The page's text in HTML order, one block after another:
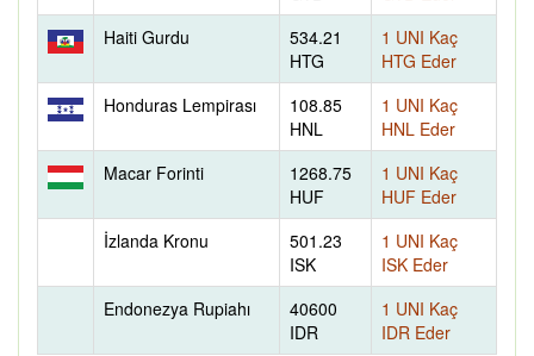
Haiti Gurdu
534.21
HTG
1 UNI Kaç
HTG Eder
Honduras Lempirası
108.85
HNL
1 UNI Kaç
HNL Eder
Macar Forinti
1268.75
HUF
1 UNI Kaç
HUF Eder
İzlanda Kronu
501.23
ISK
1 UNI Kaç
ISK Eder
Endonezya Rupiahı
40600
IDR
1 UNI Kaç
IDR Eder